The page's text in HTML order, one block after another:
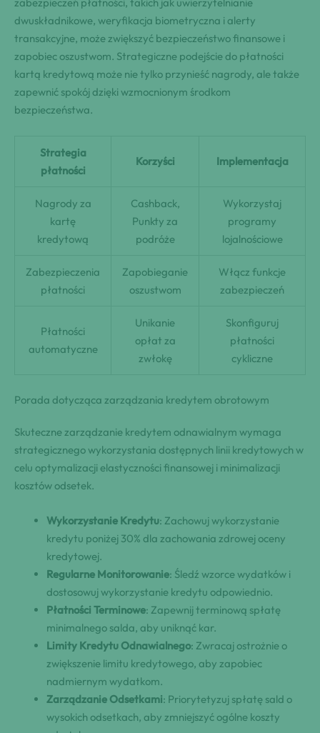
dwuskładnikowe, weryfikacja biometryczna i alerty
transakcyjne, może zwiększyć bezpieczeństwo finansowe i
zapobiec oszustwom. Strategiczne podejście do płatności
kartą kredytową może nie tylko przynieść nagrody, ale także
zapewnić spokój dzięki wzmocnionym środkom
bezpieczeństwa.
Strategia
płatności
Korzyści Implementacja
Nagrody za
kartę
kredytową
Cashback,
Punkty za
podróże
Wykorzystaj
programy
lojalnościowe
Zabezpieczenia
płatności
Zapobieganie
oszustwom
Włącz funkcje
zabezpieczeń
Płatności
automatyczne
Unikanie
opłat za
zwłokę
Skonfiguruj
płatności
cykliczne
Porada dotycząca zarządzania kredytem obrotowym
Skuteczne zarządzanie kredytem odnawialnym wymaga
strategicznego wykorzystania dostępnych linii kredytowych w
celu optymalizacji elastyczności finansowej i minimalizacji
kosztów odsetek.
Wykorzystanie Kredytu: Zachowuj wykorzystanie
kredytu poniżej 30% dla zachowania zdrowej oceny
kredytowej.
Regularne Monitorowanie: Śledź wzorce wydatków i
dostosowuj wykorzystanie kredytu odpowiednio.
Płatności Terminowe: Zapewnij terminową spłatę
minimalnego salda, aby uniknąć kar.
Limity Kredytu Odnawialnego: Zwracaj ostrożnie o
zwiększenie limitu kredytowego, aby zapobiec
nadmiernym wydatkom.
Zarządzanie Odsetkami: Priorytetyzuj spłatę sald o
wysokich odsetkach, aby zmniejszyć ogólne koszty